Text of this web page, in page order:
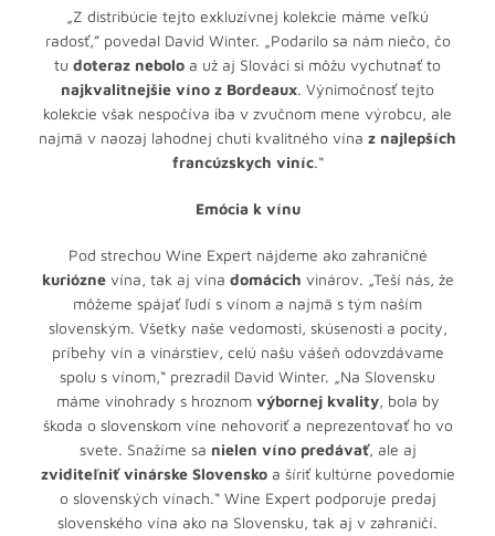
„Z distribúcie tejto exkluzívnej kolekcie máme veľkú
radosť,” povedal David Winter. „Podarilo sa nám niečo, čo
tu doteraz nebolo a už aj Slováci si môžu vychutnať to
najkvalitnejšie víno z Bordeaux. Výnimočnosť tejto
kolekcie však nespočíva iba v zvučnom mene výrobcu, ale
najmä v naozaj lahodnej chuti kvalitného vína z najlepších
francúzskych viníc.“
Emócia k vínu
Pod strechou Wine Expert nájdeme ako zahraničné
kurióznevína, tak aj vína domácich vinárov. „Teší nás, že
môžeme spájať ľudí s vínom a najmä s tým naším
slovenským. Všetky naše vedomosti, skúsenosti a pocity,
príbehy vín a vinárstiev, celú našu vášeň odovzdávame
spolu s vínom,“ prezradil David Winter. „Na Slovensku
máme vinohrady s hroznom výbornej kvality, bola by
škoda o slovenskom víne nehovoriť a neprezentovať ho vo
svete. Snažíme sa nielen víno predávať, ale aj
zviditeľniť vinárske Slovenskoa šíriť kultúrne povedomie
o slovenských vínach.“ Wine Expert podporuje predaj
slovenského vína ako na Slovensku, tak aj v zahraničí.